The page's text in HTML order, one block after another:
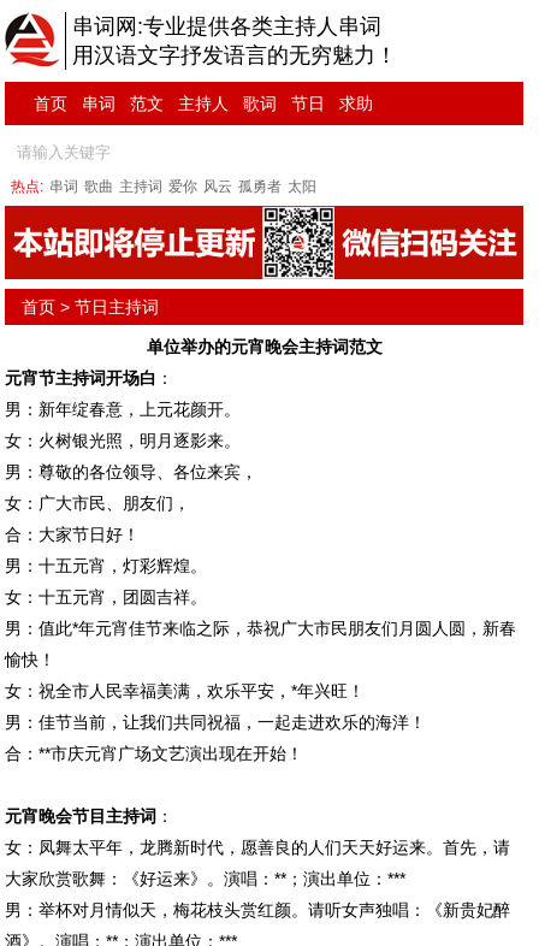
串词网:专业提供各类主持人串词
用汉语文字抒发语言的无穷魅力！
首页 串词 范文 主持人 歌词 节日 求助
热点: 串词 歌曲 主持词 爱你 风云 孤勇者 太阳
首页 >节日主持词
单位举办的元宵晚会主持词范文
元宵节主持词开场白 ：
男：新年绽春意，上元花颜开。
女：火树银光照，明月逐影来。
男：尊敬的各位领导、各位来宾，
女：广大市民、朋友们，
合：大家节日好！
男：十五元宵，灯彩辉煌。
女：十五元宵，团圆吉祥。
男：值此*年元宵佳节来临之际，恭祝广大市民朋友们月圆人圆，新春
愉快！
女：祝全市人民幸福美满，欢乐平安，*年兴旺！
男：佳节当前，让我们共同祝福，一起走进欢乐的海洋！
合：**市庆元宵广场文艺演出现在开始！
元宵晚会节目主持词 ：
女：凤舞太平年，龙腾新时代，愿善良的人们天天好运来。首先，请
大家欣赏歌舞：《好运来》。演唱：**；演出单位：***
男：举杯对月情似天，梅花枝头赏红颜。请听女声独唱：《新贵妃醉
酒》。演唱：**；演出单位：***